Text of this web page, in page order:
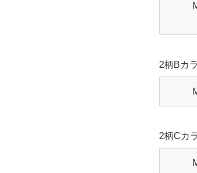
2柄Bカ
2柄Cカ